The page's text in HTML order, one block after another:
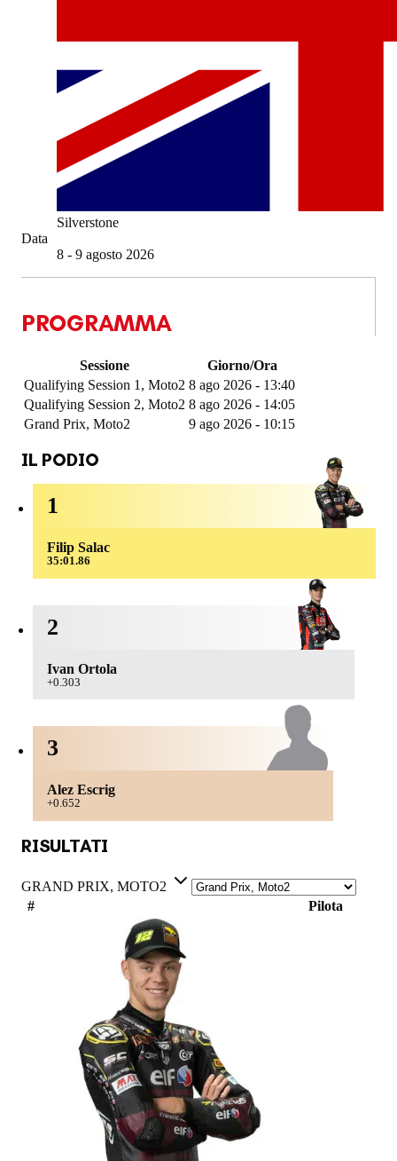
Silverstone
Data
8 - 9 agosto 2026
PROGRAMMA
Sessione
Giorno/Ora
Qualifying Session 1, Moto2 8 ago 2026 - 13:40
Qualifying Session 2, Moto2 8 ago 2026 - 14:05
Grand Prix, Moto2
9 ago 2026 - 10:15
IL PODIO
1
Filip Salac
35:01.86
2
Ivan Ortola
+0.303
3
Alez Escrig
+0.652
RISULTATI
GRAND PRIX, MOTO2
#
Pilota